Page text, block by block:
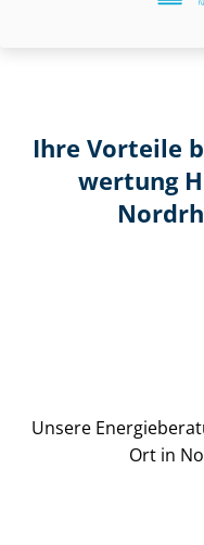
Ihre Vorteile
wer­tung
Unsere
Ort in